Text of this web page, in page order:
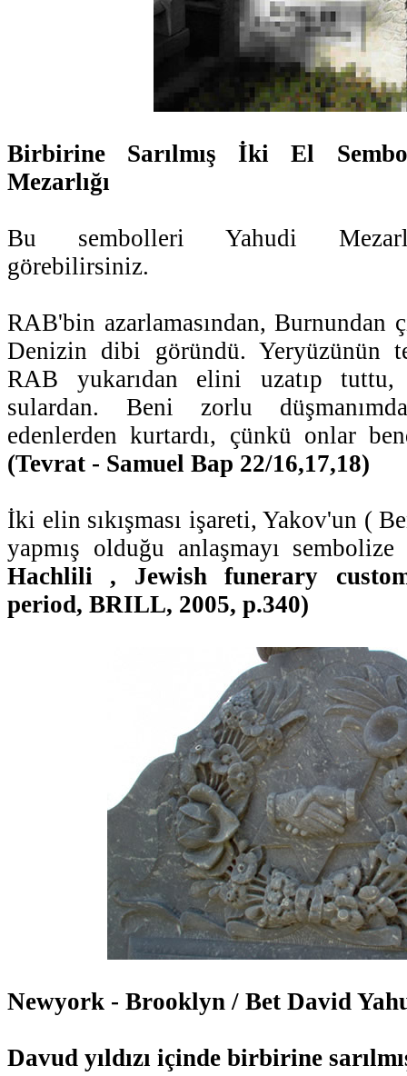
Birbirine Sarılmış İki El
Mezarlığı
Bu sembolleri Yahudi
görebilirsiniz.
RAB'bin azarlamasından, Burnundan
Denizin dibi göründü. Yeryüzünün
RAB yukarıdan elini uzatıp tuttu,
sulardan. Beni zorlu
edenlerden kurtardı, çünkü onlar
(Tevrat - Samuel Bap 22/16,17,18)
İki elin sıkışması işareti, Yakov'un (
yapmış olduğu anlaşmayı
Hachlili , Jewish funerary
period, BRILL, 2005, p.340)
Newyork - Brooklyn / Bet David
Davud yıldızı içinde birbirine